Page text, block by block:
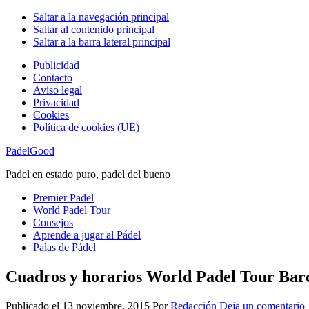
Saltar a la navegación principal
Saltar al contenido principal
Saltar a la barra lateral principal
Publicidad
Contacto
Aviso legal
Privacidad
Cookies
Política de cookies (UE)
PadelGood
Padel en estado puro, padel del bueno
Premier Padel
World Padel Tour
Consejos
Aprende a jugar al Pádel
Palas de Pádel
Cuadros y horarios World Padel Tour
Publicado el 13 noviembre, 2015 PorRedacción Deja un comentario